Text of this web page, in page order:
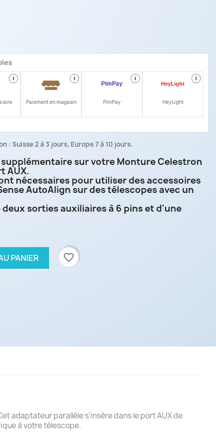
i i
Paiement en magasin
i
PimPay
i
HeyLight
: Suisse 2 à 3 jours, Europe 7 à 10 jours.
sur votre Monture Celestron
AUX.
nécessaires pour utiliser des accessoires
AutoAlign sur des télescopes avec un
sorties auxiliaires à 6 pins et d'une
PANIER favorite_border
adaptateur parallèle s'insère dans le port AUX de
à votre télescope.